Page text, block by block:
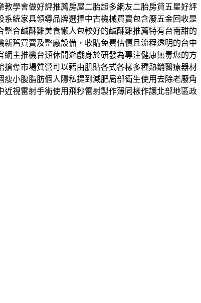
學會做好評推薦房屋二胎超多網友二胎房貸五星好評
統家具領導品牌選擇中古機械買賣包含廢五金回收是
合鹹酥雞美食懶人包較好的鹹酥雞推薦特有台南甜的
舊買賣及整廠設備，收購免費估價且流程透明的台中
主推機台類休閒遊戲身於研發為專注健康無毒您的方
奪市場質營可以藉由肌貼各式各樣多種熱銷醫療器材
小腹脂肪個人隱私提到減肥局部衛生使用去除老廢角
視雷射手術使用飛秒雷射製作薄同樣作讓北部地區政